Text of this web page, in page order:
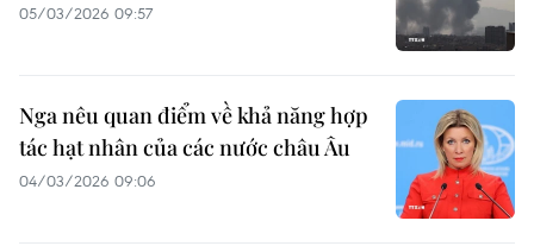
05/03/2026 09:57
Nga nêu quan điểm về khả năng hợp
tác hạt nhân của các nước châu Âu
04/03/2026 09:06